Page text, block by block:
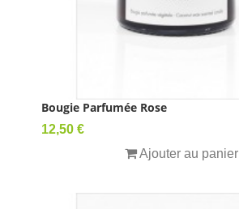
Bougie Parfumée Rose
Prix
12,50 €
Ajouter au panier